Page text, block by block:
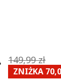
149,99 zł
ZNIŻKA